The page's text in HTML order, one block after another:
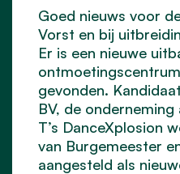
Goed nieuws voor
Vorst en bij
Er is een nieuwe
gevonden.
BV, de
T’s DanceXplosion
van Burgemeester
aangesteld als